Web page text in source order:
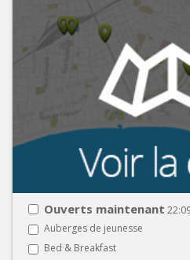
Ouverts maintenant
Auberges de jeunesse
Bed & Breakfast